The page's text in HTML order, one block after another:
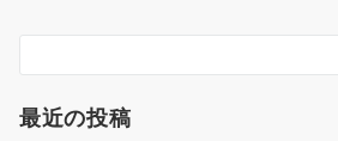
最近の投稿